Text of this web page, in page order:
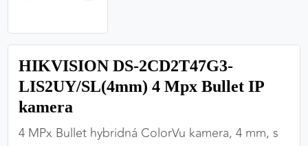
HIKVISION DS-2CD2T47G3-
LIS2UY/SL(4mm) 4 Mpx Bullet IP
kamera
4 MPx Bullet hybridná ColorVu kamera, 4 mm, s
webovej stránky a bez nich by nebolo možné
zabezpečiť jej plnú funkčnosť.
Nevyhnutné cookies
PREFERENČNÉ COOKIES